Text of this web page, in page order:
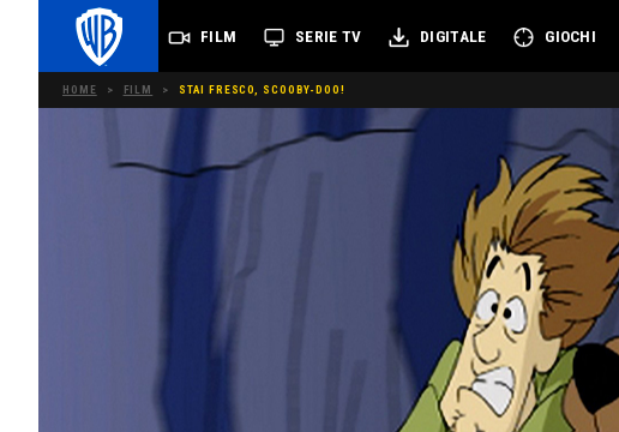
FILM SERIE TV DIGITALE GIOCHI
HOME > FILM > STAI FRESCO, SCOOBY-DOO!